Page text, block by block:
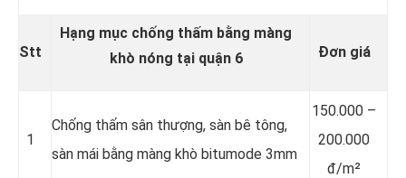
Stt
Hạng mục chống thấm bằng màng
khò nóng tại quận 6
Đơn giá
1
Chống thấm sân thượng, sàn bê tông,
sàn mái bằng màng khò bitumode 3mm
150.000 –
200.000
đ/m²